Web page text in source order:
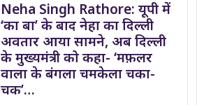
Neha Singh Rathore: यूपी में
‘का बा’ के बाद नेहा का दिल्ली
अवतार आया सामने, अब दिल्ली
के मुख्यमंत्री को कहा- ‘मफ़लर
वाला के बंगला चमकेला चका-
चक’…